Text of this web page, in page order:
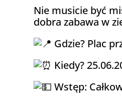
Nie musicie być
dobra zabawa w
Gdzie? Plac
Kiedy?
Wstęp: